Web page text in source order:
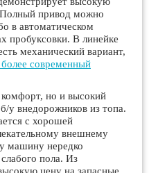
Полный привод можно
в автоматическом
пробуксовки. В линейке
механический вариант,
современный
но и высокий
у внедорожников из топа.
с хорошей
внешнему
машину нередко
пола. Из
цену на запасные